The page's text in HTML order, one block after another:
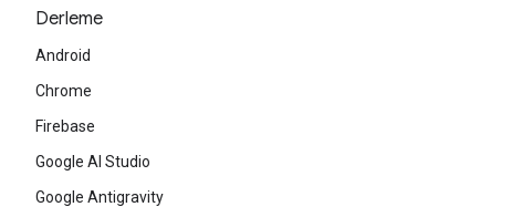
Derleme
Android
Chrome
Firebase
Google AI Studio
Google Antigravity